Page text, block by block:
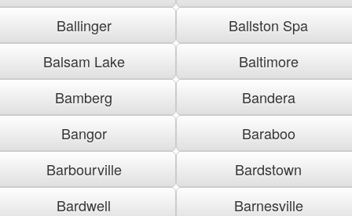
Ballinger
Ballston Spa
Balsam Lake
Baltimore
Bamberg
Bandera
Bangor
Baraboo
Barbourville
Bardstown
Bardwell
Barnesville